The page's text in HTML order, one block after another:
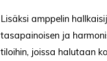
Lisäksi amppelin
tasapainoisen ja
tiloihin, joissa halutaan